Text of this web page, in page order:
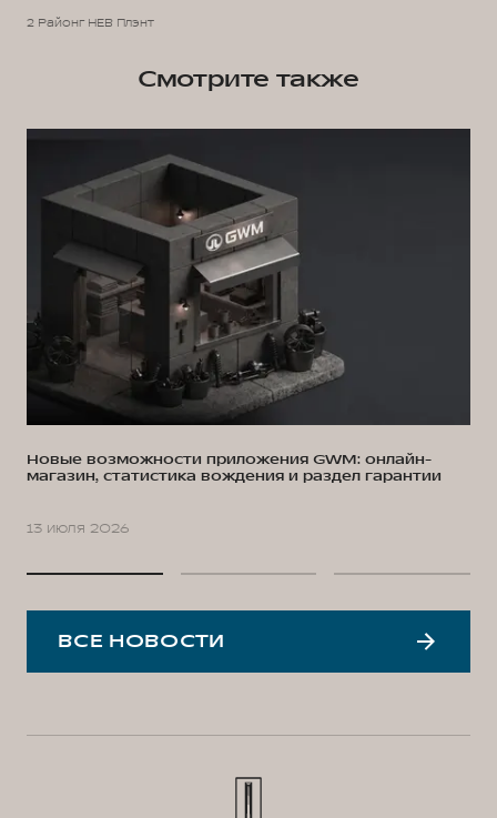
2 Районг НЕВ Плэнт
Смотрите также
Новые возможности приложения GWM: онлайн-
магазин, статистика вождения и раздел гарантии
13 июля 2026
ВСЕ НОВОСТИ